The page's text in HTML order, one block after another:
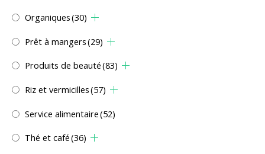
Organiques(30)
Prêt à mangers(29)
Produits de beauté(83)
Riz et vermicilles(57)
Service alimentaire(52)
Thé et café(36)